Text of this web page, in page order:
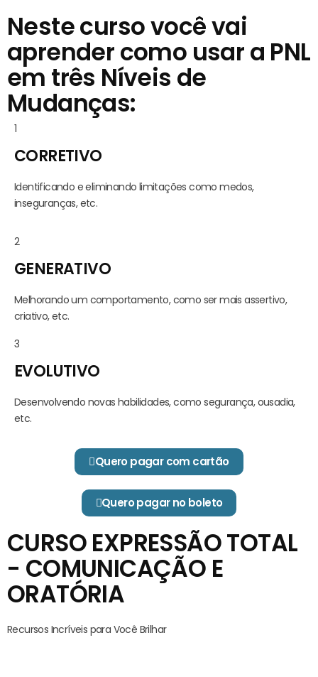
Neste curso você vai
aprender como usar a PNL
em três Níveis de
Mudanças:
1
CORRETIVO
Identificando e eliminando limitações como medos,
inseguranças, etc.
2
GENERATIVO
Melhorando um comportamento, como ser mais assertivo,
criativo, etc.
3
EVOLUTIVO
Desenvolvendo novas habilidades, como segurança, ousadia,
etc.
Quero pagar com cartão
Quero pagar no boleto
CURSO EXPRESSÃO TOTAL
- COMUNICAÇÃO E
ORATÓRIA
Recursos Incríveis para Você Brilhar